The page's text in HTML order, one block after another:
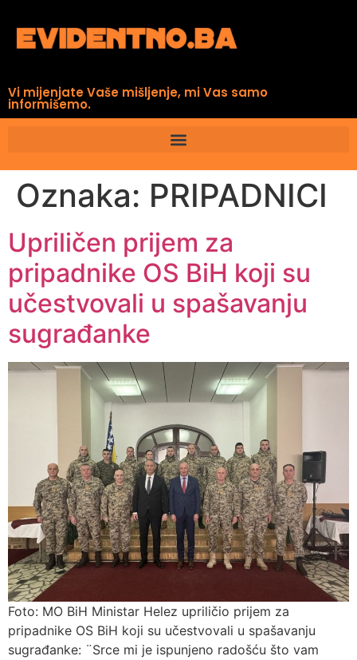
Vi mijenjate Vaše mišljenje, mi Vas samo
informišemo.
Oznaka: PRIPADNICI
Upriličen prijem za
pripadnike OS BiH koji su
učestvovali u spašavanju
sugrađanke
Foto: MO BiH Ministar Helez upriličio prijem za
pripadnike OS BiH koji su učestvovali u spašavanju
sugrađanke: ¨Srce mi je ispunjeno radošću što vam